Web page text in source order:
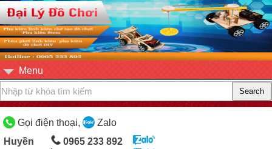
Menu
Gọi điện thoại,
Zalo
Huyền
0965 233 892